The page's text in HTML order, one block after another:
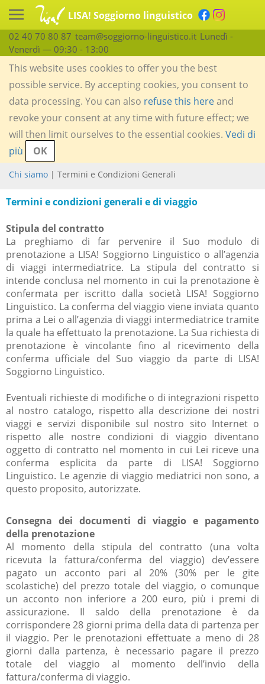
LISA! Soggiorno linguistico
02 40 70 80 87 team@soggiorno-linguistico.it Lunedì -
Venerdì — 09:30 - 13:00
This website uses cookies to offer you the best
possible service. By accepting cookies, you consent to
data processing. You can also refuse this hereand
revoke your consent at any time with future effect; we
will then limit ourselves to the essential cookies. Vedi di
più
OK
Chi siamo | Termini e Condizioni Generali
Termini e condizioni generali e di viaggio
Stipula del contratto
La preghiamo di far pervenire il Suo modulo di
prenotazione a LISA! Soggiorno Linguistico o all’agenzia
di viaggi intermediatrice. La stipula del contratto si
intende conclusa nel momento in cui la prenotazione è
confermata per iscritto dalla società LISA! Soggiorno
Linguistico. La conferma del viaggio viene inviata quanto
prima a Lei o all’agenzia di viaggi intermediatrice tramite
la quale ha effettuato la prenotazione. La Sua richiesta di
prenotazione è vincolante fino al ricevimento della
conferma ufficiale del Suo viaggio da parte di LISA!
Soggiorno Linguistico.
Eventuali richieste di modifiche o di integrazioni rispetto
al nostro catalogo, rispetto alla descrizione dei nostri
viaggi e servizi disponibile sul nostro sito Internet o
rispetto alle nostre condizioni di viaggio diventano
oggetto di contratto nel momento in cui Lei riceve una
conferma esplicita da parte di LISA! Soggiorno
Linguistico. Le agenzie di viaggio mediatrici non sono, a
questo proposito, autorizzate.
Consegna dei documenti di viaggio e pagamento
della prenotazione
Al momento della stipula del contratto (una volta
ricevuta la fattura/conferma del viaggio) dev’essere
pagato un acconto pari al 20% (30% per le gite
scolastiche) del prezzo totale del viaggio, o comunque
un acconto non inferiore a 200 euro, più i premi di
assicurazione. Il saldo della prenotazione è da
corrispondere 28 giorni prima della data di partenza per
il viaggio. Per le prenotazioni effettuate a meno di 28
giorni dalla partenza, è necessario pagare il prezzo
totale del viaggio al momento dell’invio della
fattura/conferma di viaggio.